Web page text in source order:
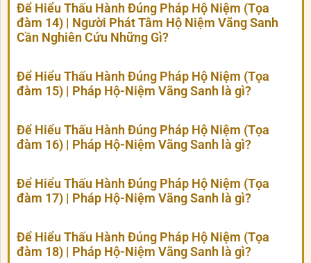
Để Hiểu Thấu Hành Đúng Pháp Hộ Niệm (Tọa
đàm 14) | Người Phát Tâm Hộ Niệm Vãng Sanh
Cần Nghiên Cứu Những Gì?
Để Hiểu Thấu Hành Đúng Pháp Hộ Niệm (Tọa
đàm 15) | Pháp Hộ-Niệm Vãng Sanh là gì?
Để Hiểu Thấu Hành Đúng Pháp Hộ Niệm (Tọa
đàm 16) | Pháp Hộ-Niệm Vãng Sanh là gì?
Để Hiểu Thấu Hành Đúng Pháp Hộ Niệm (Tọa
đàm 17) | Pháp Hộ-Niệm Vãng Sanh là gì?
Để Hiểu Thấu Hành Đúng Pháp Hộ Niệm (Tọa
đàm 18) | Pháp Hộ-Niệm Vãng Sanh là gì?